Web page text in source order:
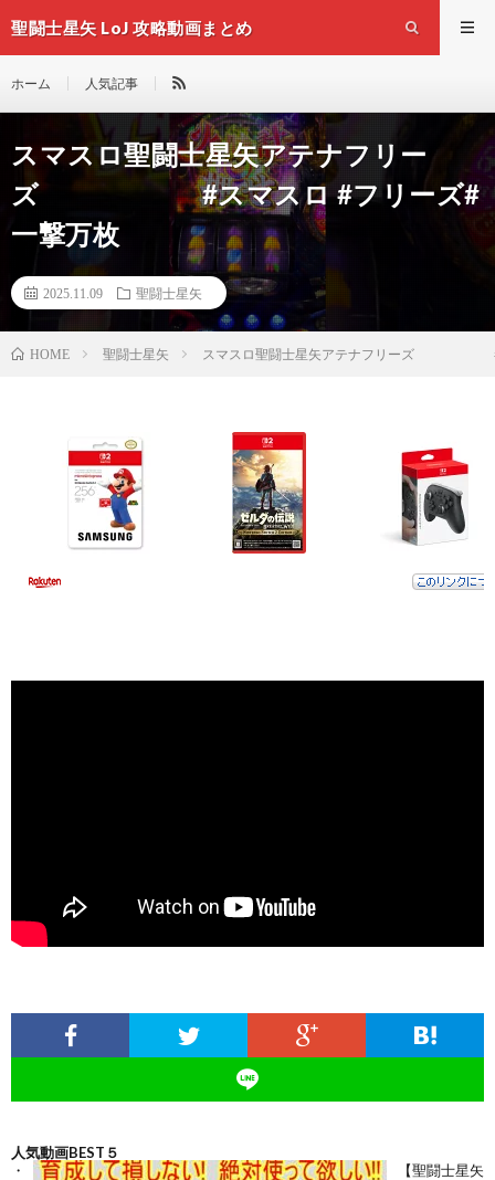
聖闘士星矢 LoJ 攻略動画まとめ
ホーム 人気記事
スマスロ聖闘士星矢アテナフリー
ズ #スマスロ #フリーズ#
一撃万枚
2025.11.09 聖闘士星矢
HOME 聖闘士星矢 スマスロ聖闘士星矢アテナフリーズ #ス
人気動画BEST５
【聖闘士星矢